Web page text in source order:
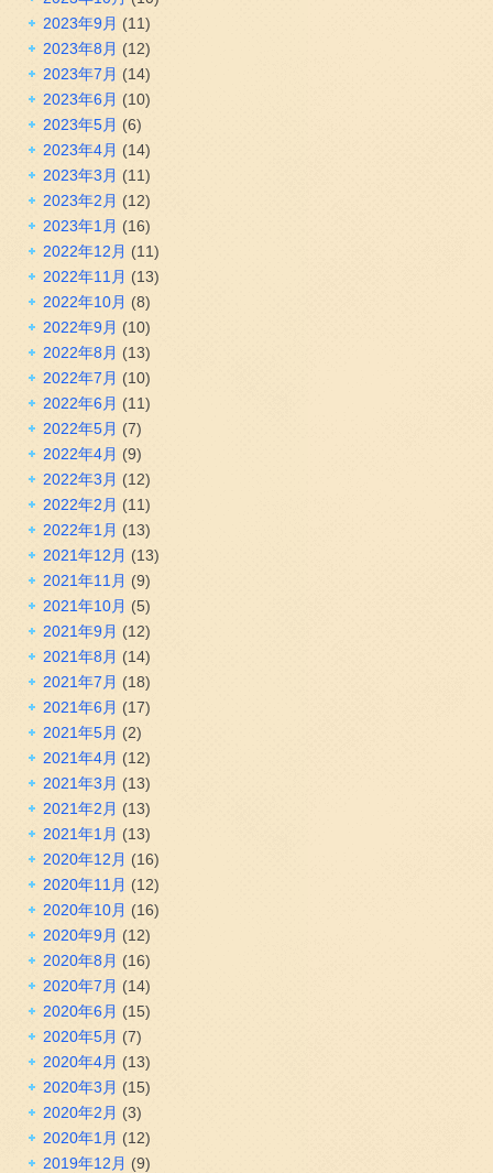
2023年9月 (11)
2023年8月 (12)
2023年7月 (14)
2023年6月 (10)
2023年5月 (6)
2023年4月 (14)
2023年3月 (11)
2023年2月 (12)
2023年1月 (16)
2022年12月 (11)
2022年11月 (13)
2022年10月 (8)
2022年9月 (10)
2022年8月 (13)
2022年7月 (10)
2022年6月 (11)
2022年5月 (7)
2022年4月 (9)
2022年3月 (12)
2022年2月 (11)
2022年1月 (13)
2021年12月 (13)
2021年11月 (9)
2021年10月 (5)
2021年9月 (12)
2021年8月 (14)
2021年7月 (18)
2021年6月 (17)
2021年5月 (2)
2021年4月 (12)
2021年3月 (13)
2021年2月 (13)
2021年1月 (13)
2020年12月 (16)
2020年11月 (12)
2020年10月 (16)
2020年9月 (12)
2020年8月 (16)
2020年7月 (14)
2020年6月 (15)
2020年5月 (7)
2020年4月 (13)
2020年3月 (15)
2020年2月 (3)
2020年1月 (12)
2019年12月 (9)